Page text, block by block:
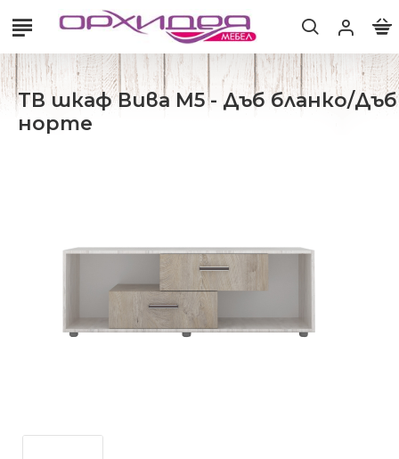
ТВ шкаф Вива М5 - Дъб бланко/Дъб
норте